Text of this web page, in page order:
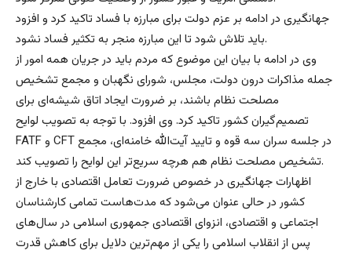
جهانگیری در ادامه بر عزم دولت برای مبارزه با فساد تاکید کرد و افزود
باید تلاش شود تا این مبارزه منجر به تکثیر فساد نشود.
وی در ادامه با بیان این موضوع که مردم باید در جریان همه امور از
جمله مذاکرات درون دولت،‌ مجلس،‌ شورای نگهبان و مجمع تشخیص
مصلحت نظام باشند، بر ضرورت ایجاد اتاق شیشه‌ای برای
تصمیم‌گیران کشور تاکید کرد. وی افزود. با توجه به تصویب لوایح
FATF و CFT در جلسه سران سه قوه و تایید آیت‌الله خامنه‌ای، مجمع
تشخیص مصلحت نظام هم هرچه سریع‌تر این لوایح را تصویب کند.
اظهارات جهانگیری در خصوص ضرورت تعامل اقتصادی با خارج از
کشور در حالی عنوان می‌شود که مدت‌هاست تمامی کارشناسان
اجتماعی و اقتصادی، انزوای اقتصادی جمهوری اسلامی در سال‌های
پس از انقلاب اسلامی را یکی از مهم‌ترین دلایل برای کاهش قدرت